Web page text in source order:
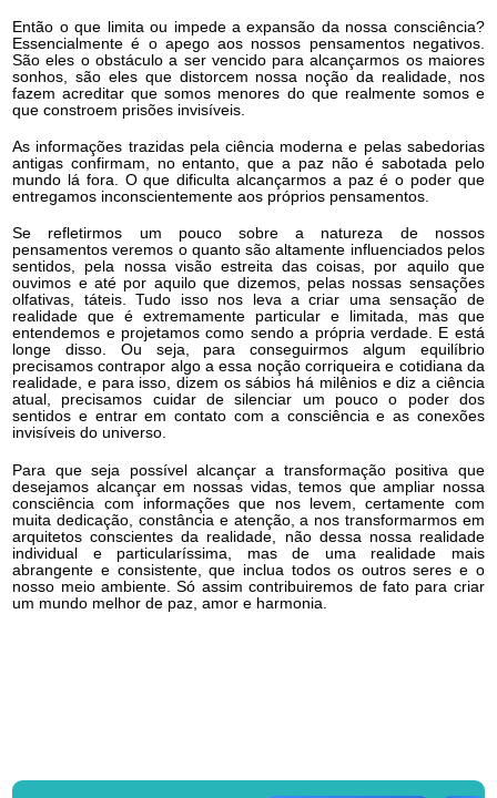
Então o que limita ou impede a expansão da nossa consciência?
Essencialmente é o apego aos nossos pensamentos negativos.
São eles o obstáculo a ser vencido para alcançarmos os maiores
sonhos, são eles que distorcem nossa noção da realidade, nos
fazem acreditar que somos menores do que realmente somos e
que constroem prisões invisíveis.
As informações trazidas pela ciência moderna e pelas sabedorias
antigas confirmam, no entanto, que a paz não é sabotada pelo
mundo lá fora. O que dificulta alcançarmos a paz é o poder que
entregamos inconscientemente aos próprios pensamentos.
Se refletirmos um pouco sobre a natureza de nossos
pensamentos veremos o quanto são altamente influenciados pelos
sentidos, pela nossa visão estreita das coisas, por aquilo que
ouvimos e até por aquilo que dizemos, pelas nossas sensações
olfativas, táteis. Tudo isso nos leva a criar uma sensação de
realidade que é extremamente particular e limitada, mas que
entendemos e projetamos como sendo a própria verdade. E está
longe disso. Ou seja, para conseguirmos algum equilíbrio
precisamos contrapor algo a essa noção corriqueira e cotidiana da
realidade, e para isso, dizem os sábios há milênios e diz a ciência
atual, precisamos cuidar de silenciar um pouco o poder dos
sentidos e entrar em contato com a consciência e as conexões
invisíveis do universo.
Para que seja possível alcançar a transformação positiva que
desejamos alcançar em nossas vidas, temos que ampliar nossa
consciência com informações que nos levem, certamente com
muita dedicação, constância e atenção, a nos transformarmos em
arquitetos conscientes da realidade, não dessa nossa realidade
individual e particularíssima, mas de uma realidade mais
abrangente e consistente, que inclua todos os outros seres e o
nosso meio ambiente. Só assim contribuiremos de fato para criar
um mundo melhor de paz, amor e harmonia.